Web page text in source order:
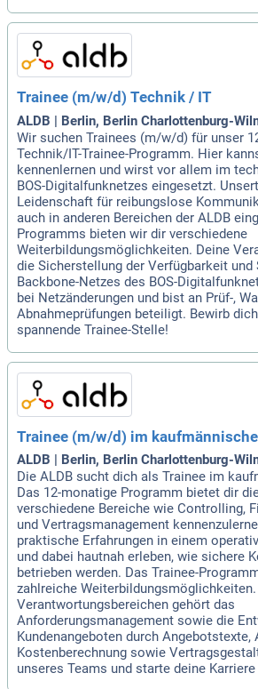
Trainee (m/w/d) Technik / IT
ALDB | Berlin, Berlin Charlottenburg-
Wir suchen Trainees (m/w/d) für unser
Technik/IT-Trainee-Programm. Hier
kennenlernen und wirst vor allem im
BOS-Digitalfunknetzes eingesetzt.
Leidenschaft für reibungslose
auch in anderen Bereichen der ALDB
Programms bieten wir dir verschiedene
Weiterbildungsmöglichkeiten. Deine
die Sicherstellung der Verfügbarkeit und
Backbone-Netzes des BOS-
bei Netzänderungen und bist an Prüf-,
Abnahmeprüfungen beteiligt. Bewirb
spannende Trainee-Stelle!
Trainee (m/w/d) im
ALDB | Berlin, Berlin Charlottenburg-
Die ALDB sucht dich als Trainee im
Das 12-monatige Programm bietet dir
verschiedene Bereiche wie Controlling,
und Vertragsmanagement
praktische Erfahrungen in einem
und dabei hautnah erleben, wie sichere
betrieben werden. Das Trainee-
zahlreiche
Verantwortungsbereichen gehört das
Anforderungsmanagement sowie die
Kundenangeboten durch Angebotstexte,
Kostenberechnung sowie
unseres Teams und starte deine Karriere